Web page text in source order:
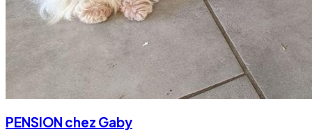
PENSION chez Gaby